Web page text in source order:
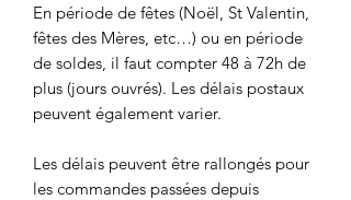
En période de fêtes (Noël, St Valentin,
fêtes des Mères, etc…) ou en période
de soldes, il faut compter 48 à 72h de
plus (jours ouvrés). Les délais postaux
peuvent également varier.
Les délais peuvent être rallongés pour
les commandes passées depuis